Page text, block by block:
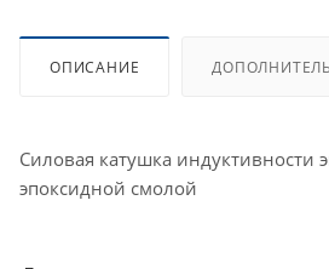
ОПИСАНИЕ
Силовая катушка индуктивности
эпоксидной смолой